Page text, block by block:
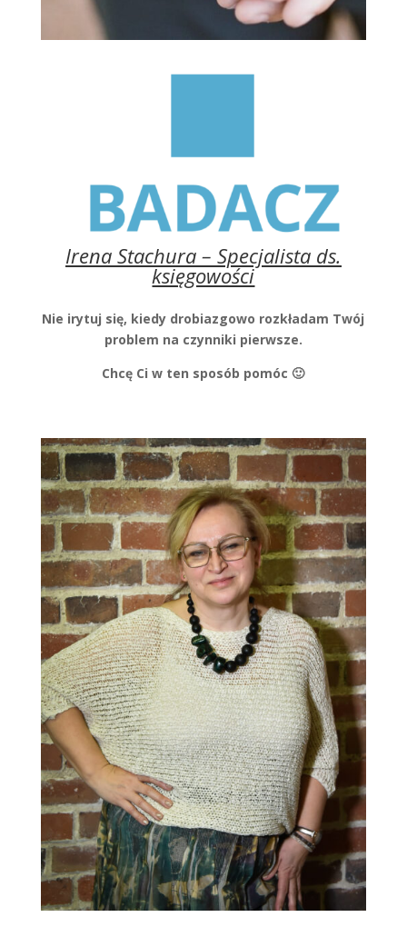
Irena Stachura – Specjalista ds.
księgowości
Nie irytuj się, kiedy drobiazgowo rozkładam Twój
problem na czynniki pierwsze.
Chcę Ci w ten sposób pomóc 🙂